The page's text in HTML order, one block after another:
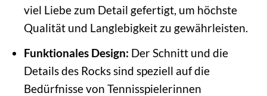
viel Liebe zum Detail gefertigt, um höchste
Qualität und Langlebigkeit zu gewährleisten.
Funktionales Design: Der Schnitt und die
Details des Rocks sind speziell auf die
Bedürfnisse von Tennisspielerinnen